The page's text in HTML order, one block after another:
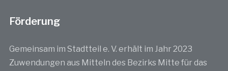
Förderung
Gemeinsam im Stadtteil e. V. erhält im Jahr 2023
Zuwendungen aus Mitteln des Bezirks Mitte für das